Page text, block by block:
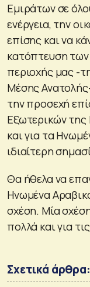
Εμιράτων σε
ενέργεια, την
επίσης και να
κατόπτευση
περιοχής μας -
Μέσης
την προσεχή
Εξωτερικών της
και για τα
ιδιαίτερη
Θα ήθελα να
Ηνωμένα
σχέση. Μία
πολλά και για
Σχετικά άρθρα: